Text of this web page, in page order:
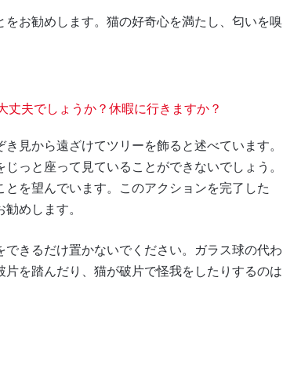
お勧めします。猫の好奇心を満たし、匂いを嗅
夫でしょうか？休暇に行きますか？
見から遠ざけてツリーを飾ると述べています。
っと座って見ていることができないでしょう。
を望んでいます。このアクションを完了した
めします。
きるだけ置かないでください。ガラス球の代わ
を踏んだり、猫が破片で怪我をしたりするのは